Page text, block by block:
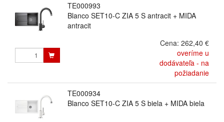
TE000993
Blanco SET10-C ZIA 5 S antracit + MIDA
antracit
Cena: 262,40 €
overíme u
dodávateľa - na
požiadanie
TE000934
Blanco SET10-C ZIA 5 S biela + MIDA biela